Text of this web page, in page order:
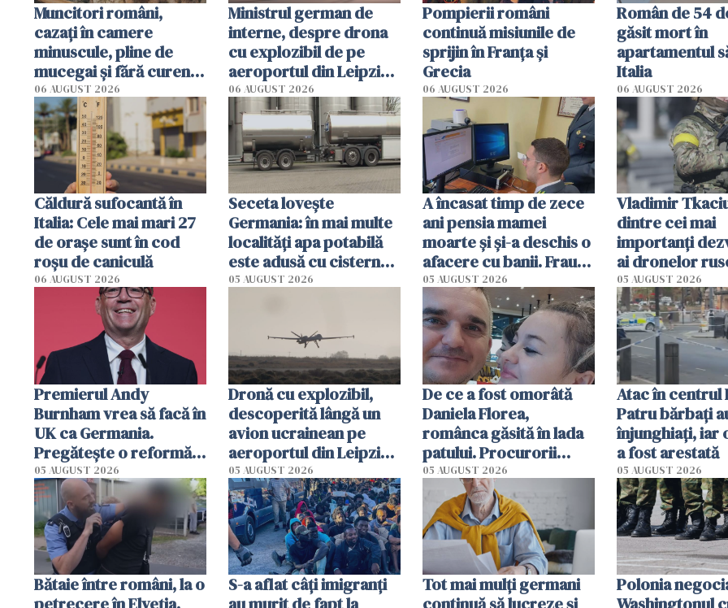
Muncitori români,
cazați în camere
minuscule, pline de
mucegai și fără curent.
Inspectorii primăriei
din Germania i-au
evacuat pe loc
06 AUGUST 2026
Ministrul german de
interne, despre drona
cu explozibil de pe
aeroportul din Leipzig:
Un "scenariu de atac
hibrid"
06 AUGUST 2026
Pompierii români
continuă misiunile de
sprijin în Franţa şi
Grecia
06 AUGUST 2026
Român de 54
găsit mort în
apartamentul
Italia
06 AUGUST 2026
Căldură sufocantă în
Italia: Cele mai mari 27
de orașe sunt în cod
roșu de caniculă
06 AUGUST 2026
Seceta lovește
Germania: în mai multe
localități apa potabilă
este adusă cu cisterna
de lapte. Autoritățile
05 AUGUST 2026
A încasat timp de zece
ani pensia mamei
moarte și și-a deschis o
afacere cu banii. Frauda
de 230.000 de euro,
descoperită de
autorități
05 AUGUST 2026
Vladimir
dintre cei mai
importanți
ai dronelor
grav rănit într-
atentat cu
05 AUGUST 2026
Premierul Andy
Burnham vrea să facă în
UK ca Germania.
Pregătește o reformă
radicală și puterea ar
urma să se mute de la
Londra
05 AUGUST 2026
Dronă cu explozibil,
descoperită lângă un
avion ucrainean pe
aeroportul din Leipzig.
Un avion DHL s-a
ciocnit în aer cu un
obiect
05 AUGUST 2026
De ce a fost omorâtă
Daniela Florea,
românca găsită în lada
patului. Procurorii
italieni i-au reconstituit
ultimele momente din
viață
05 AUGUST 2026
Atac în centrul
Patru bărbați
înjunghiați, iar
a fost arestată
05 AUGUST 2026
Bătaie între români, la o
S-a aflat câți imigranți
Tot mai mulți germani
Polonia